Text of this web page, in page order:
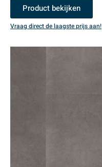
Product bekijken
Vraag direct de laagste prijs aan!